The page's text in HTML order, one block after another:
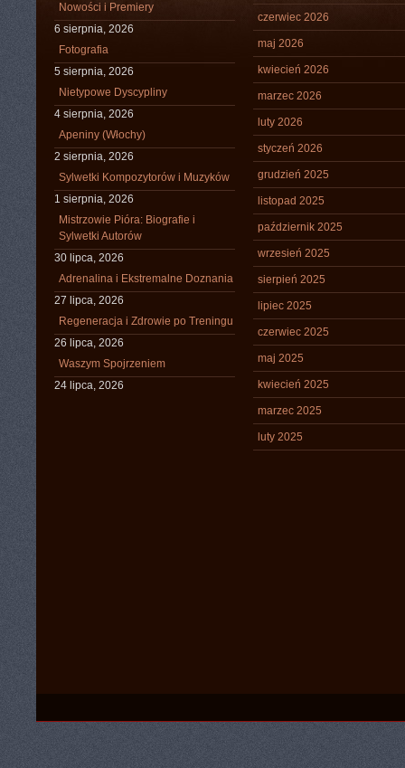
Nowości i Premiery
6 sierpnia, 2026
Fotografia
5 sierpnia, 2026
Nietypowe Dyscypliny
4 sierpnia, 2026
Apeniny (Włochy)
2 sierpnia, 2026
Sylwetki Kompozytorów i Muzyków
1 sierpnia, 2026
Mistrzowie Pióra: Biografie i
Sylwetki Autorów
30 lipca, 2026
Adrenalina i Ekstremalne Doznania
27 lipca, 2026
Regeneracja i Zdrowie po Treningu
26 lipca, 2026
Waszym Spojrzeniem
24 lipca, 2026
czerwiec 2026
maj 2026
kwiecień 2026
marzec 2026
luty 2026
styczeń 2026
grudzień 2025
listopad 2025
październik 2025
wrzesień 2025
sierpień 2025
lipiec 2025
czerwiec 2025
maj 2025
kwiecień 2025
marzec 2025
luty 2025